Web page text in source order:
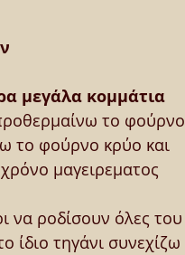
μεγάλα κομμάτια
το φούρνο
το φούρνο κρύο και
μαγειρεματος
να ροδίσουν όλες του
ίδιο τηγάνι συνεχίζω